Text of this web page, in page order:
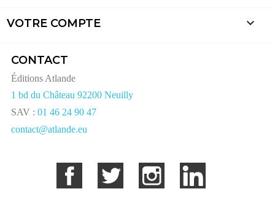
VOTRE COMPTE 
CONTACT
Éditions Atlande
1 bd du Château 92200 Neuilly
SAV : 01 46 24 90 47
contact@atlande.eu
Facebook Twitter Instagram